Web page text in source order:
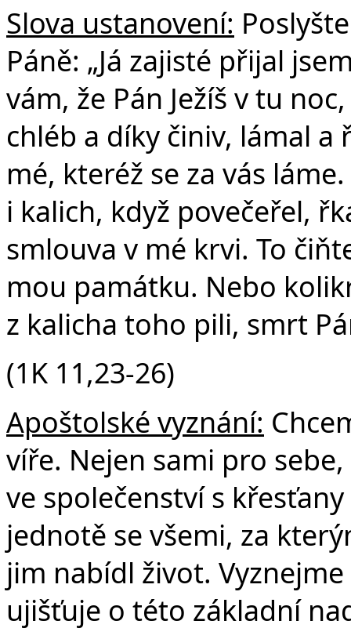
Slova ustanovení:
Páně: „Já zajisté přijal
vám, že Pán Ježíš v tu
chléb a díky činiv, lámal a
mé, kteréž se za vás
i kalich, když povečeřel,
smlouva v mé krvi. To
mou památku. Nebo
z kalicha toho pili, smrt
(1K 11,23-26)
Apoštolské vyznání:
víře. Nejen sami pro
ve společenství s
jednotě se všemi, za
jim nabídl život.
ujišťuje o této základní